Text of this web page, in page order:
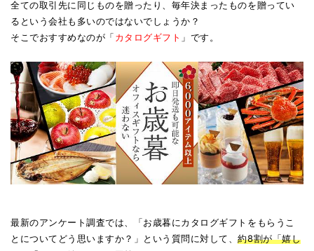
全ての取引先に同じものを贈ったり、毎年決まったものを贈ってい
るという会社も多いのではないでしょうか？
そこでおすすめなのが「カタログギフト 」です。
最新のアンケート調査では、「お歳暮にカタログギフトをもらうこ
とについてどう思いますか？」という質問に対して、約8割が「嬉し